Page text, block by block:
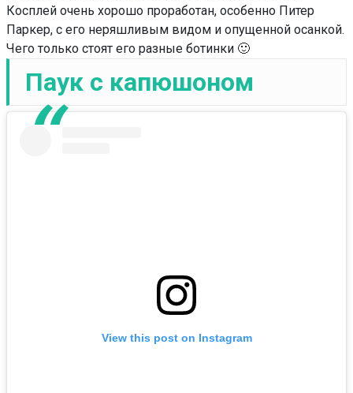
Косплей очень хорошо проработан, особенно Питер
Паркер, с его неряшливым видом и опущенной осанкой.
Чего только стоят его разные ботинки 🙂
Паук с капюшоном
View this post on Instagram